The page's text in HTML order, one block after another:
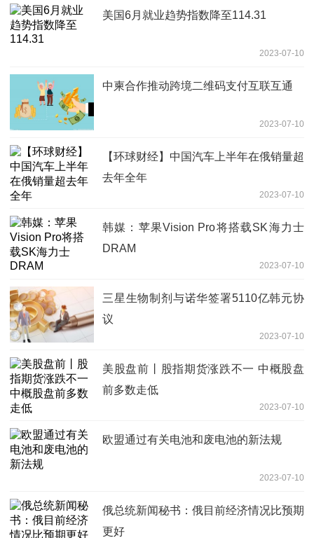
美国6月就业趋势指数降至114.31
2023-07-10
中柬合作推动跨境二维码支付互联互通
2023-07-10
【环球财经】中国汽车上半年在俄销量超
去年全年
2023-07-10
韩媒：苹果Vision Pro将搭载SK海力士
DRAM
2023-07-10
三星生物制剂与诺华签署5110亿韩元协
议
2023-07-10
美股盘前丨股指期货涨跌不一 中概股盘
前多数走低
2023-07-10
欧盟通过有关电池和废电池的新法规
2023-07-10
俄总统新闻秘书：俄目前经济情况比预期
更好